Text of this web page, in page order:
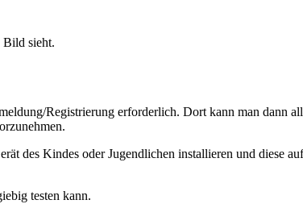
Bild sieht.
Registrierung erforderlich. Dort kann man dann
des Kindes oder Jugendlichen installieren und diese
testen kann.